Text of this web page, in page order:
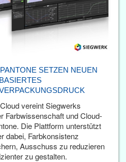
SETZEN NEUEN
F
vereint Siegwerks
Farbwissenschaft und Cloud-
Die Plattform unterstützt
dabei, Farbkonsistenz
Ausschuss zu reduzieren
zu gestalten.